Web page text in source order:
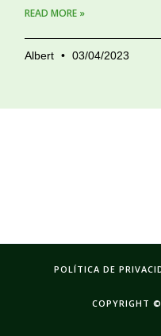
READ MORE »
Albert 03/04/2023
POLÍTICA DE
COPYRIGHT